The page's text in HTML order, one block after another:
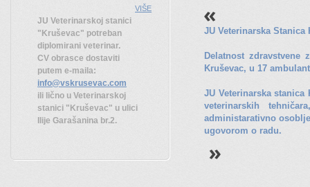
VIŠE
JU Veterinarskoj stanici
"Kruševac" potreban
diplomirani veterinar.
CV obrasce dostaviti
putem e-maila:
info@vskrusevac.com
ili lično u Veterinarskoj
stanici "Kruševac" u ulici
Ilije Garašanina br.2.
JU Veterinarska Stanica
Delatnost
Kruševac, u 17
JU Veterinarska
veterinarskih
administarativno
ugovorom o radu.